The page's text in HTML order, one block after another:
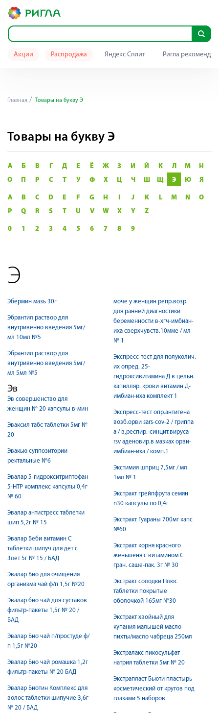
Акции Распродажа Яндекс Сплит Ригла
Главная Товары на букву Э
Товары на букву Э
А Б В Г Д Е Ё Ж З И Й К Л М
Н
О
П Р С Т У Ф Х Ц Ч Ш Щ Э Ю Я
A B C D E F G H I J K L M N
O
P
Q R S T U V W X Y Z
0 1 2 3 4 5 6 7 8 9
Э
Эбермин мазь 30г
Эбрантил раствор для
внутривенно введения 5мг/
мл 10мл №5
Эбрантил раствор для
внутривенно введения 5мг/
мл 5мл №5
Эв
Эв совершенство для
женщин № 20 капсулы в-мин
Эваксил табс таблетки 5мг №
20
Эвакью суппозитории
ректальные №6
Эвалар 5-гидрокситриптофан
5-HTP комплекс капсулы 0,4г
№ 60
Эвалар антистресс таблетки
шип 5,2г № 15
Эвалар Беби витамин С
таблетки шипуч для дет с
3лет 5г № 15 / БАД
Эвалар Био для очищения
организма чай ф/п 1,5г №20
Эвалар био чай для суставов
фильтр-пакеты 1,5г № 20 /
БАД
Эвалар Био чай п/простуде ф/
п 1,5г №20
Эвалар Био чай ромашка 1,2г
фильтр-пакеты № 20 БАД
Эвалар Биотин Комплекс для
волос таблетки шипучие 3,6г
№ 20 / БАД
моче у женщин репр.возр.
для ранней диагностики
беременности в-хгч-имбиан-
иха сверхчувств.10мме / мл
№ 1
Экспресс-тест для полуколич.
их опред. 25-
гидроксивитамина Д в цельн.
капилляр. крови витамин Д-
имбиан-иха комплект 1
Экспресс-тест опр.антигена
возб.орви sars-cov-2 / гриппа
а / в,респир.-синцит.вируса
rsv аденовир.в мазках орви-
имбиан-иха / комп.1
Экстимия шприц 7,5мг / мл
1мл № 1
Экстракт грейпфрута семян
n30 капсулы по 0,4г
Экстракт Гуараны 700мг капс
№60
Экстракт корня красного
женьшеня с витамином С
гран. саше-пак. 3г № 30
Экстракт солодки Плюс
таблетки покрытые
оболочкой 165мг №30
Экстракт хвойный для
купания малышей масло
пихты/масло чабреца 250мл
Экстралакс пикосульфат
натрия таблетки 5мг № 20
Экстрапласт Бьюти пластырь
косметический от кругов под
глазами 5 наборов